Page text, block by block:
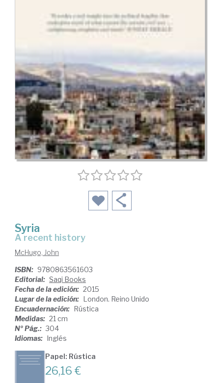
Syria
a recent history
McHugo, John
ISBN: 9780863561603
Editorial: Saqi Books
Fecha de la edición: 2015
Lugar de la edición: London. Reino Unido
Encuadernación: Rústica
Medidas: 21 cm
Nº Pág.: 304
Idiomas: Inglés
Papel: Rústica
26,16 €